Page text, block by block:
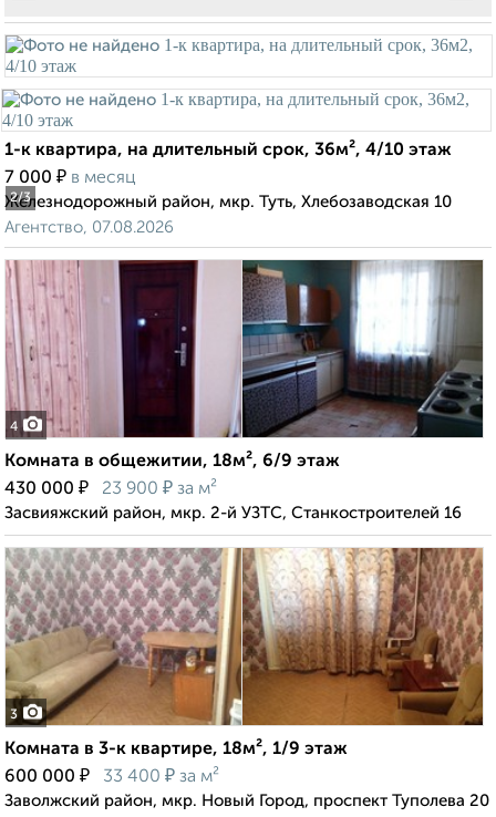
2/3
1-к квартира, на длительный срок, 36м², 4/10 этаж
7 000 ₽ в месяц
Железнодорожный район, мкр. Туть, Хлебозаводская 10
Агентство, 07.08.2026
4
Комната в общежитии, 18м², 6/9 этаж
430 000 ₽ 23 900 ₽ за м²
Засвияжский район, мкр. 2-й УЗТС, Станкостроителей 16
3
Комната в 3-к квартире, 18м², 1/9 этаж
600 000 ₽ 33 400 ₽ за м²
Заволжский район, мкр. Новый Город, проспект Туполева 20